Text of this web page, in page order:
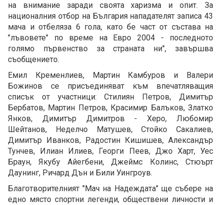
на внимание заради своята харизма и опит. За
националния отбор на България нападателят записа 43
мача и отбеляза 6 гола, като бе част от състава на
"лъвовете" по време на Евро 2004 - последното
голямо първенство за страната ни", завършва
съобщението.
Емил Кременлиев, Мартин Камбуров и Валери
Божинов се присъединяват към впечатляващия
списък от участници: Стилиян Петров, Димитър
Бербатов, Мартин Петров, Красимир Балъков, Златко
Янков, Димитър Димитров - Херо, Любомир
Шейтанов, Неделчо Матушев, Стойко Сакалиев,
Димитър Иванков, Радостин Кишишев, Александър
Тунчев, Илиан Илиев, Георги Пеев, Джо Харт, Уес
Браун, Якубу Айегбени, Джеймс Колинс, Стюърт
Даунинг, Ричард Дън и Били Уингроув.
Благотворителният "Мач на Надеждата" ще събере на
едно място спортни легенди, обществени личности и